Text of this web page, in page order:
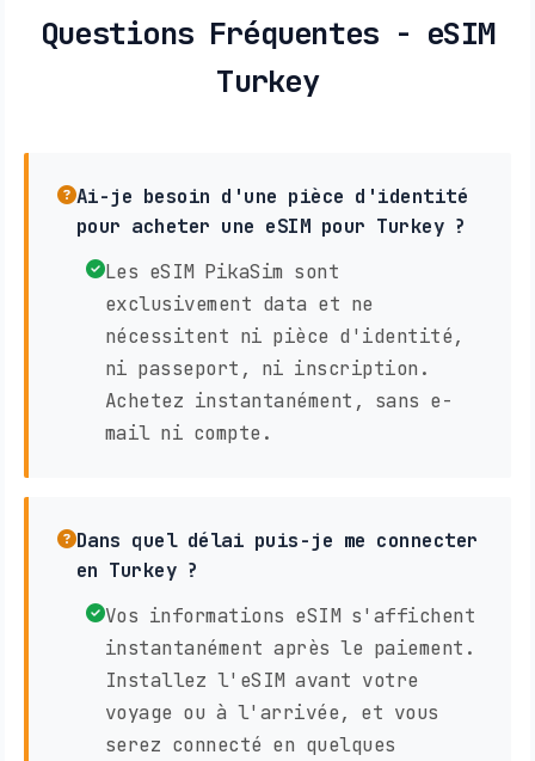
Questions Fréquentes - eSIM
Turkey
Ai-je besoin d'une pièce d'identité
pour acheter une eSIM pour Turkey ?
Les eSIM PikaSim sont
exclusivement data et ne
nécessitent ni pièce d'identité,
ni passeport, ni inscription.
Achetez instantanément, sans e-
mail ni compte.
Dans quel délai puis-je me connecter
en Turkey ?
Vos informations eSIM s'affichent
instantanément après le paiement.
Installez l'eSIM avant votre
voyage ou à l'arrivée, et vous
serez connecté en quelques